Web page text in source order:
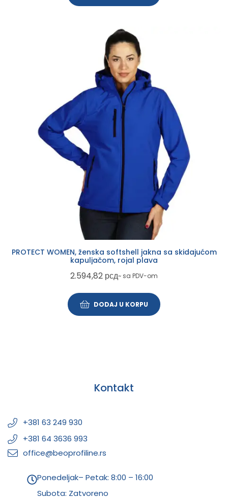
PROTECT WOMEN, ženska softshell jakna sa skidajućom
kapuljačom, rojal plava
2.594,82 рсд~ sa PDV-om
DODAJ U KORPU
Kontakt
+381 63 249 930
+381 64 3636 993
office@beoprofiline.rs
Ponedeljak– Petak: 8:00 – 16:00
Subota: Zatvoreno